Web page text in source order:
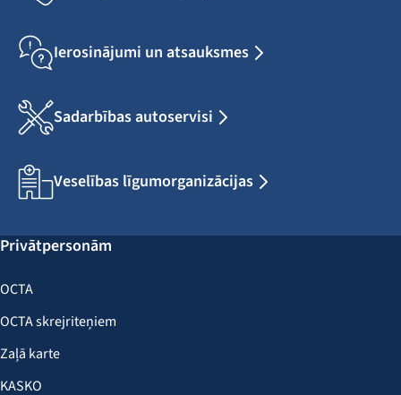
Ierosinājumi un atsauksmes
Sadarbības autoservisi
Veselības līgumorganizācijas
Privātpersonām
OCTA
OCTA skrejriteņiem
Zaļā karte
KASKO